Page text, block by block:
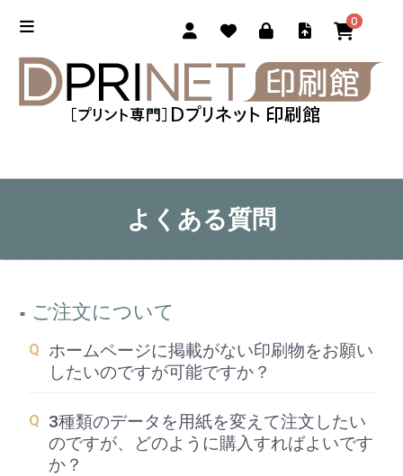
0
よくある質問
ご注文について
ホームページに掲載がない印刷物をお願い
したいのですが可能ですか？
3種類のデータを用紙を変えて注文したい
のですが、どのように購入すればよいです
か？